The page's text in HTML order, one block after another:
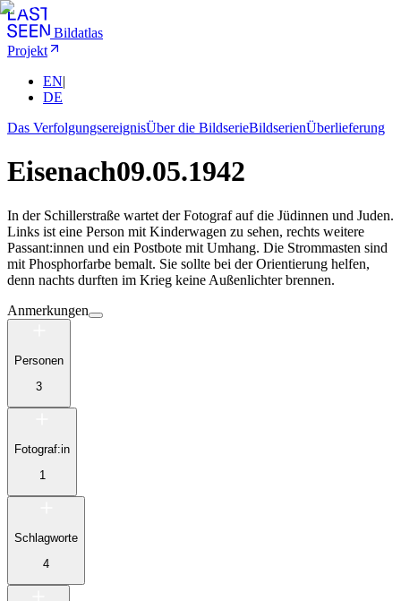
Bildatlas
Projekt
EN|
DE
Das VerfolgungsereignisÜber die BildserieBildserienÜberlieferung
Eisenach09.05.1942
In der Schillerstraße wartet der Fotograf auf die Jüdinnen und Juden.
Links ist eine Person mit Kinderwagen zu sehen, rechts weitere
Passant:innen und ein Postbote mit Umhang. Die Strommasten sind
mit Phosphorfarbe bemalt. Sie sollte bei der Orientierung helfen,
denn nachts durften im Krieg keine Außenlichter brennen.
Anmerkungen
Personen
3
Fotograf:in
1
Schlagworte
4